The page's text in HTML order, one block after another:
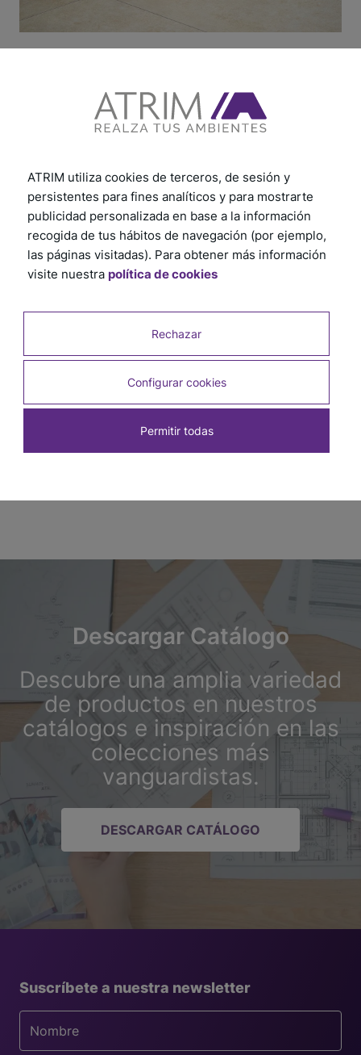
Guardacamilla Natural 100 mm x 24 mm x 2,5
Descargar Catálogo
Descubre una amplia variedad
de productos en nuestros
catálogos e inspiración en las
colecciones más
vanguardistas.
DESCARGAR CATÁLOGO
Suscríbete a nuestra newsletter
ATRIM utiliza cookies de terceros, de sesión y
persistentes para fines analíticos y para mostrarte
publicidad personalizada en base a la información
recogida de tus hábitos de navegación (por ejemplo,
las páginas visitadas). Para obtener más información
visite nuestra política de cookies
Rechazar
Configurar cookies
Permitir todas